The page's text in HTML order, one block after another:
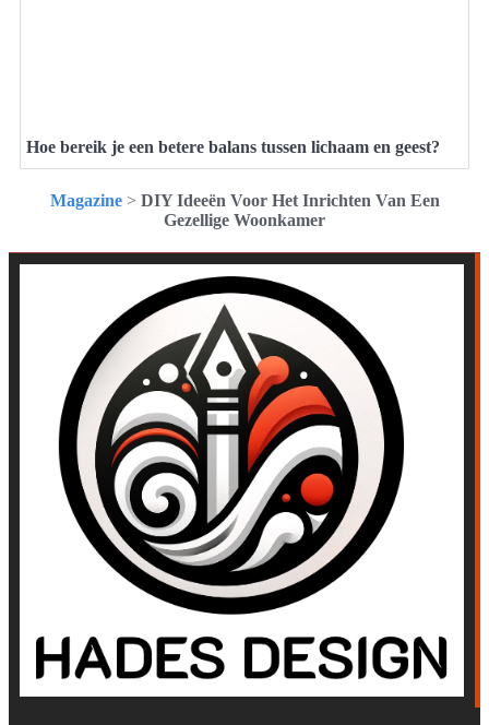
Hoe bereik je een betere balans tussen lichaam en geest?
Magazine> DIY Ideeën Voor Het Inrichten Van Een
Gezellige Woonkamer